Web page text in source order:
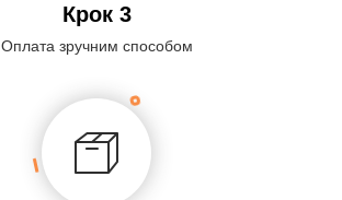
Крок 3
Оплата зручним способом